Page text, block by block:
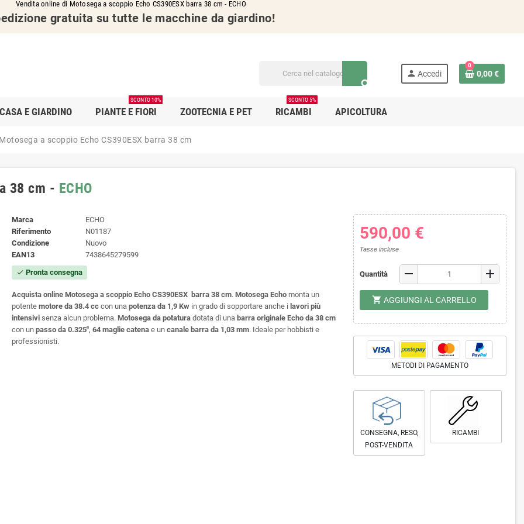
Vendita online di Motosega a scoppio Echo CS390ESX barra 38 cm - ECHO
gratuita su tutte le macchine da giardino!
search
person Accedi
0
0,00 €
CASA E GIARDINO PIANTE E FIORI
SCONTO 10%
ZOOTECNIA E PET RICAMBI
SCONTO 5%
APICOLTURA
Motosega a scoppio Echo CS390ESX barra 38 cm
38 cm - ECHO
Marca
ECHO
Riferimento
N01187
Condizione
Nuovo
EAN13
7438645279599
check Pronta consegna
Acquista online Motosega a scoppio Echo CS390ESX barra 38 cm. Motosega Echo monta un
potente motore da 38.4 cc con una potenza da 1,9 Kw in grado di sopportare anche i lavori più
intensivi senza alcun problema. Motosega da potatura dotata di una barra originale Echo da 38 cm
con un passo da 0.325", 64 maglie catena e un canale barra da 1,03 mm. Ideale per hobbisti e
professionisti.
590,00 €
Tasse incluse
Quantità remove add
shopping_cart AGGIUNGI AL CARRELLO
METODI DI PAGAMENTO
CONSEGNA, RESO,
POST-VENDITA
RICAMBI